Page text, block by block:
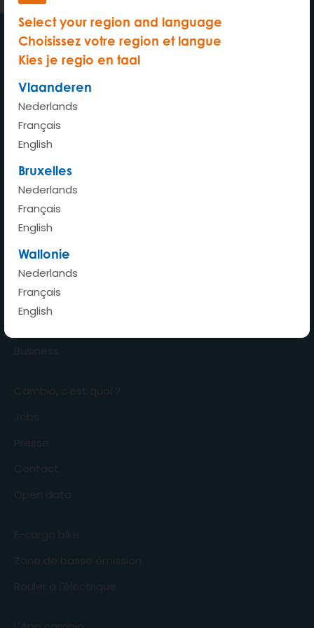
Select your region and language
Choisissez votre region et langue
Kies je regio en taal
Vlaanderen
Nederlands
Français
English
Bruxelles
Nederlands
Français
English
Wallonie
Nederlands
Français
English
Ma voiture où je veux quand je
veux
Accueil
Comment ça marche ?
Combien ça coûte ?
Avantages
Stations
Nos véhicules
Business
Cambio, c'est quoi ?
Jobs
Presse
Contact
Open data
E-cargo bike
Zone de basse émission
Rouler à l'électrique